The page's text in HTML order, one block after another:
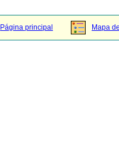
Página principal Mapa